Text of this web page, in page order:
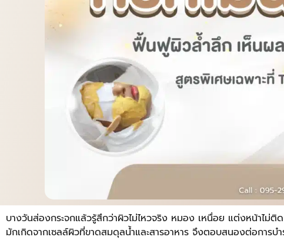
บางวันส่องกระจกแล้วรู้สึกว่าผิวไม่ไหวจริง หมอง เหนื่อย แต่งหน้าไม่
มักเกิดจากเซลล์ผิวที่ขาดสมดุลน้ำและสารอาหาร จึงตอบสนองต่อการบำ